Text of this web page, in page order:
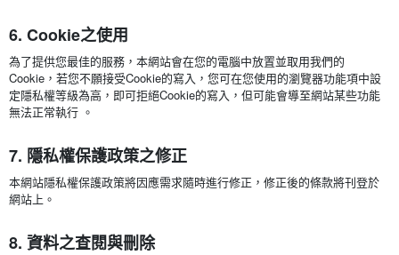
6. Cookie之使用
為了提供您最佳的服務，本網站會在您的電腦中放置並取用我們的
Cookie，若您不願接受Cookie的寫入，您可在您使用的瀏覽器功能項中設
定隱私權等級為高，即可拒絕Cookie的寫入，但可能會導至網站某些功能
無法正常執行 。
7. 隱私權保護政策之修正
本網站隱私權保護政策將因應需求隨時進行修正，修正後的條款將刊登於
網站上。
8. 資料之查閱與刪除